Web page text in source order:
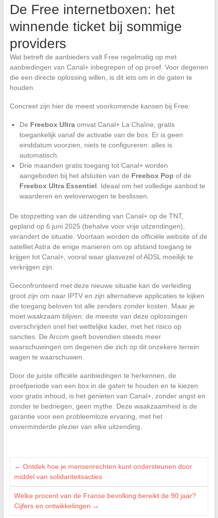
De Free internetboxen: het
winnende ticket bij sommige
providers
Wat betreft de aanbieders valt Free regelmatig op met
aanbiedingen van Canal+ inbegrepen of op proef. Voor degenen
die een directe oplossing willen, is dit iets om in de gaten te
houden.
Concreet zijn hier de meest voorkomende kansen bij Free:
De Freebox Ultraomvat Canal+ La Chaîne, gratis
toegankelijk vanaf de activatie van de box. Er is geen
einddatum voorzien, niets te configureren: alles is
automatisch.
Drie maanden gratis toegang tot Canal+ worden
aangeboden bij het afsluiten van de Freebox Pop of de
Freebox Ultra Essentiel . Ideaal om het volledige aanbod te
waarderen en weloverwogen te beslissen.
De stopzetting van de uitzending van Canal+ op de TNT,
gepland op 6 juni 2025 (behalve voor vrije uitzendingen),
verandert de situatie. Voortaan worden de officiële website of de
satelliet Astra de enige manieren om op afstand toegang te
krijgen tot Canal+, vooral waar glasvezel of ADSL moeilijk te
verkrijgen zijn.
Geconfronteerd met deze nieuwe situatie kan de verleiding
groot zijn om naar IPTV en zijn alternatieve applicaties te kijken
die toegang beloven tot alle zenders zonder kosten. Maar je
moet waakzaam blijven: de meeste van deze oplossingen
overschrijden snel het wettelijke kader, met het risico op
sancties. De Arcom geeft bovendien steeds meer
waarschuwingen om degenen die zich op dit onzekere terrein
wagen te waarschuwen.
Door de juiste officiële aanbiedingen te herkennen, de
proefperiode van een box in de gaten te houden en te kiezen
voor gratis inhoud, is het genieten van Canal+, zonder angst en
zonder te bedriegen, geen mythe. Deze waakzaamheid is de
garantie voor een probleemloze ervaring, met het
onverminderde plezier van elke uitzending.
← Ontdek hoe je mensenrechten kunt ondersteunen door
middel van solidariteitsacties
Welke procent van de Franse bevolking bereikt de 90 jaar?
Cijfers en ontwikkelingen →